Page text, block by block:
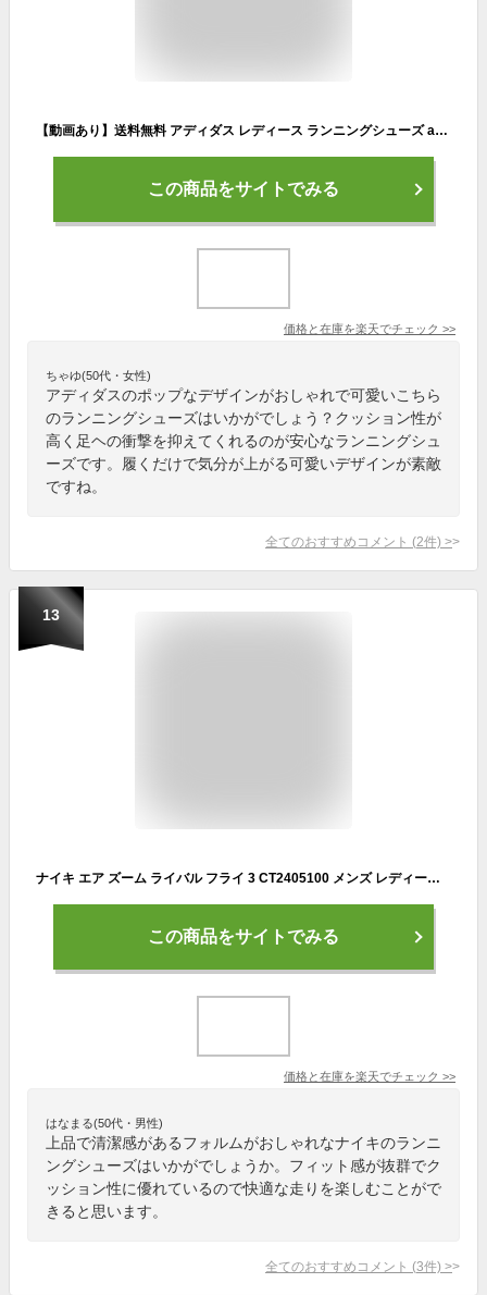
【動画あり】送料無料 アディダス レディース ランニングシューズ adidas GLX 7 W ギャラクシー ジョギング ランニング シューズ 靴 ランシュー スニーカー 運動靴 2025春夏新色 ID8762 JI4607 ID8767 JS0587
この商品をサイトでみる
価格と在庫を楽天でチェック >>
ちゃゆ(50代・女性)
アディダスのポップなデザインがおしゃれで可愛いこちら
のランニングシューズはいかがでしょう？クッション性が
高く足ヘの衝撃を抑えてくれるのが安心なランニングシュ
ーズです。履くだけで気分が上がる可愛いデザインが素敵
ですね。
全てのおすすめコメント (2件) >
13
ナイキ エア ズーム ライバル フライ 3 CT2405100 メンズ レディース 陸上/ランニング ランニングシューズ : ホワイト×ゴールド NIKE 220614kinitu 1222RUN43online
この商品をサイトでみる
価格と在庫を楽天でチェック >>
はなまる(50代・男性)
上品で清潔感があるフォルムがおしゃれなナイキのランニ
ングシューズはいかがでしょうか。フィット感が抜群でク
ッション性に優れているので快適な走りを楽しむことがで
きると思います。
全てのおすすめコメント (3件) >